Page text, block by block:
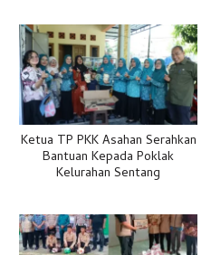
Ketua TP PKK Asahan Serahkan
Bantuan Kepada Poklak
Kelurahan Sentang